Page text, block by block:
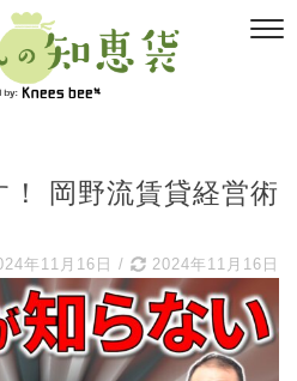
岡野流賃貸経営術
年11月16日 / 2024年11月16日